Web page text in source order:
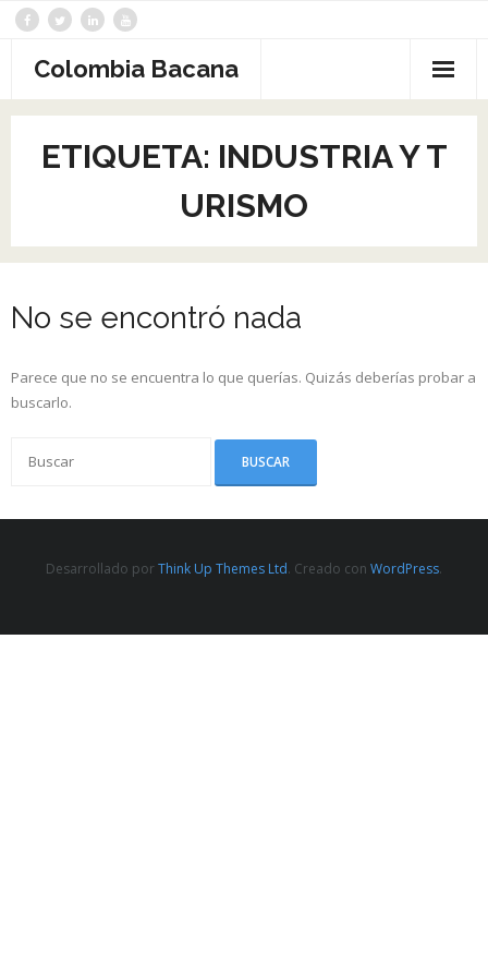
Saltar
contenidoColombia Bacana
ETIQUETA: INDUSTRIA Y T
URISMO
No se encontró nada
Parece que no se encuentra lo que querías. Quizás deberías probar a
buscarlo.
Desarrollado porThink Up Themes Ltd. Creado con WordPress.